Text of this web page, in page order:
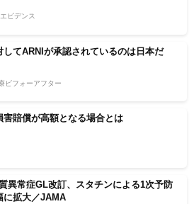
ビデンス
してARNIが承認されているのは日本だ
ビフォーアフター
害賠償が高額となる場合とは
異常症GL改訂、スタチンによる1次予防
に拡大／JAMA